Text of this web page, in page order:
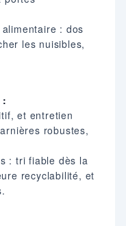
: dos
les nuisibles,
:
et entretien
robustes,
: tri fiable dès la
recyclabilité, et